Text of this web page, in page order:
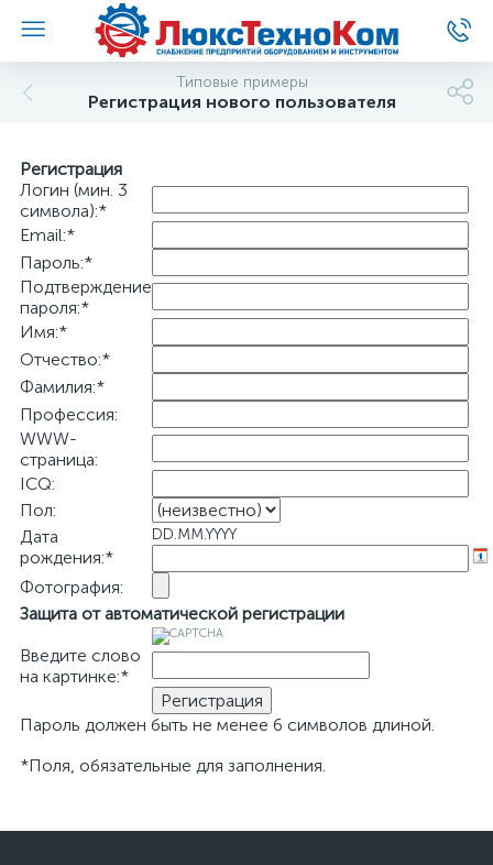
Типовые примеры
Регистрация нового пользователя
Регистрация
Логин (мин. 3
символа):*
Email:*
Пароль:*
Подтверждение
пароля:*
Имя:*
Отчество:*
Фамилия:*
Профессия:
WWW-
страница:
ICQ:
Пол:
Дата
рождения:*
DD.MM.YYYY
Фотография:
Защита от автоматической регистрации
Введите слово
на картинке:*
Пароль должен быть не менее 6 символов длиной.
*Поля, обязательные для заполнения.